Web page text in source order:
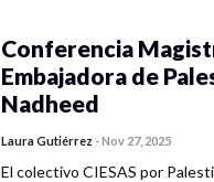
Conferencia
Embajadora de
Nadheed
Laura Gutiérrez -Nov 27, 2025
El colectivo CIESAS por